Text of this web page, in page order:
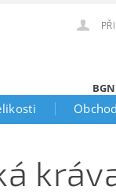
BGN